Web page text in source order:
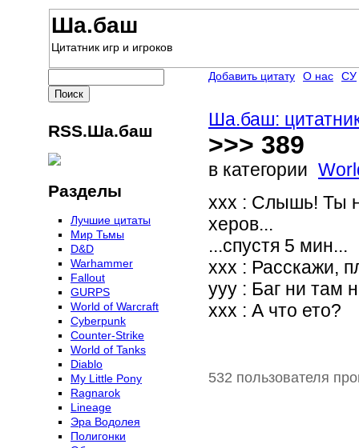
Ша.баш
Цитатник игр и игроков
Ша.баш:
>>> 389
в категории
ххх : Слышь! Ты
херов...
...спустя 5 мин...
ххх : Расскажи,
ууу : Баг ни там
ххх : А что ето?
532 пользователя
Добавить цитату О нас СУ
RSS.Ша.баш
Разделы
Лучшие цитаты
Мир Тьмы
D&D
Warhammer
Fallout
GURPS
World of Warcraft
Сyberpunk
Counter-Strike
World of Tanks
Diablo
My Little Pony
Ragnarok
Lineage
Эра Водолея
Полигонки